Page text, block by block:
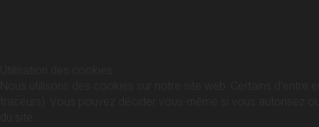
Nous utilisons des cookies sur notre site web. Certains
traceurs). Vous pouvez décider vous-même si vous autorisez